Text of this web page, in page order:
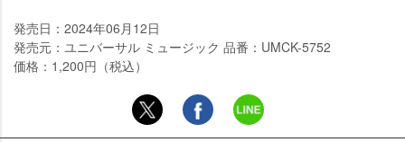
発売日：2024年06月12日
発売元：ユニバーサル ミュージック 品番：UMCK-5752
価格：1,200円（税込）